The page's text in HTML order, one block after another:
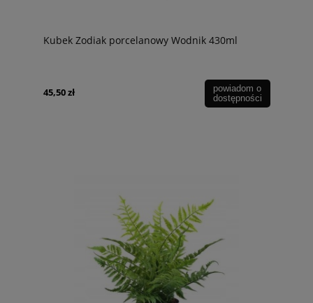
Kubek Zodiak porcelanowy Wodnik 430ml
45,50 zł
powiadom o
dostępności